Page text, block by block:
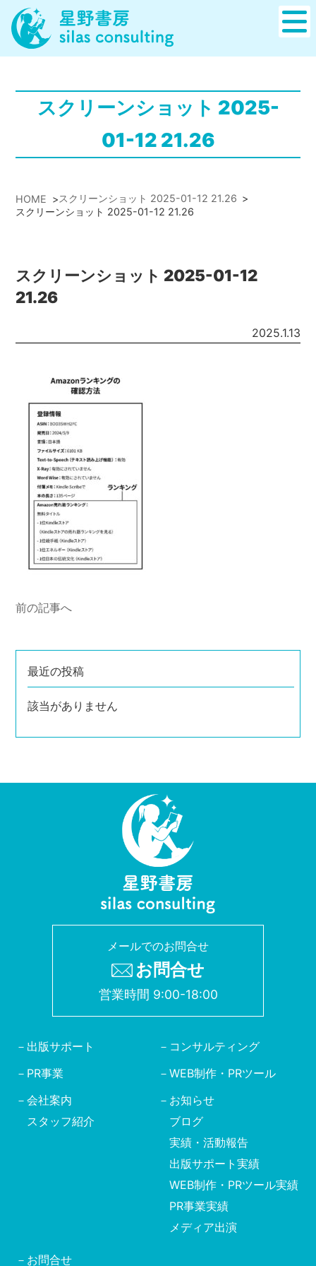
スクリーンショット 2025-
01-12 21.26
HOME >スクリーンショット 2025-01-12 21.26 >
スクリーンショット 2025-01-12 21.26
スクリーンショット 2025-01-12
21.26
2025.1.13
前の記事へ
最近の投稿
該当がありません
メールでのお問合せ
お問合せ
営業時間 9:00-18:00
出版サポート
コンサルティング
PR事業
WEB制作・PRツール
会社案内
スタッフ紹介
お知らせ
ブログ
実績・活動報告
出版サポート実績
WEB制作・PRツール実績
PR事業実績
メディア出演
お問合せ